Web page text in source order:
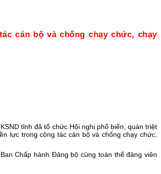
cán bộ và chống chạy chức, chạy
tỉnh đã tổ chức Hội nghị phổ biến, quán triệt
lực trong công tác cán bộ và chống chạy chức,
Chấp hành Đảng bộ cùng toàn thể đảng viên